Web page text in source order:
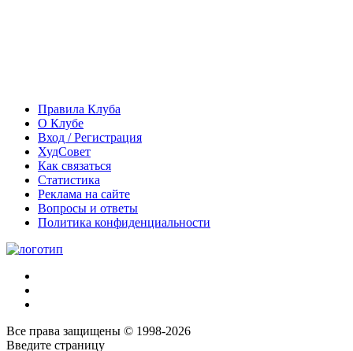
Правила Клуба
О Клубе
Вход / Регистрация
ХудСовет
Как связаться
Статистика
Реклама на сайте
Вопросы и ответы
Политика конфиденциальности
Все права защищены © 1998-2026
Введите страницу